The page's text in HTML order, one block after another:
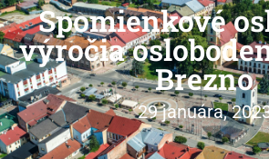
Spomienkové
výročia
Brezno
29 januára,